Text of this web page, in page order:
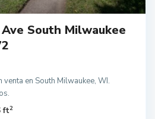
South Milwaukee
en South Milwaukee, WI.
ft2